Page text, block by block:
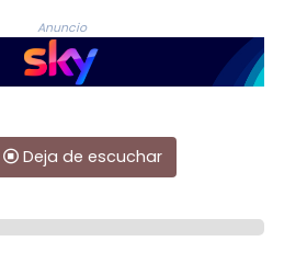
Anuncio
Deja de escuchar